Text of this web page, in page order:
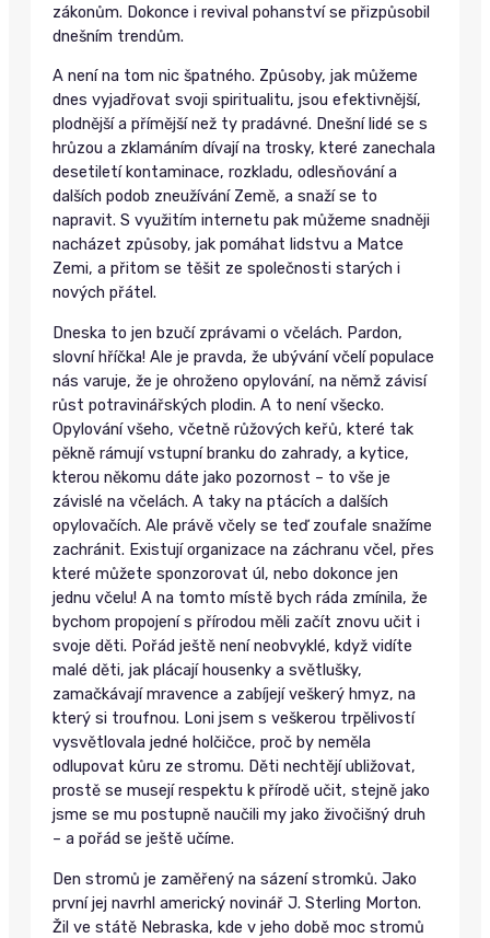
zákonům. Dokonce i revival pohanství se přizpůsobil
dnešním trendům.
A není na tom nic špatného. Způsoby, jak můžeme
dnes vyjadřovat svoji spiritualitu, jsou efektivnější,
plodnější a přímější než ty pradávné. Dnešní lidé se s
hrůzou a zklamáním dívají na trosky, které zanechala
desetiletí kontaminace, rozkladu, odlesňování a
dalších podob zneužívání Země, a snaží se to
napravit. S využitím internetu pak můžeme snadněji
nacházet způsoby, jak pomáhat lidstvu a Matce
Zemi, a přitom se těšit ze společnosti starých i
nových přátel.
Dneska to jen bzučí zprávami o včelách. Pardon,
slovní hříčka! Ale je pravda, že ubývání včelí populace
nás varuje, že je ohroženo opylování, na němž závisí
růst potravinářských plodin. A to není všecko.
Opylování všeho, včetně růžových keřů, které tak
pěkně rámují vstupní branku do zahrady, a kytice,
kterou někomu dáte jako pozornost – to vše je
závislé na včelách. A taky na ptácích a dalších
opylovačích. Ale právě včely se teď zoufale snažíme
zachránit. Existují organizace na záchranu včel, přes
které můžete sponzorovat úl, nebo dokonce jen
jednu včelu! A na tomto místě bych ráda zmínila, že
bychom propojení s přírodou měli začít znovu učit i
svoje děti. Pořád ještě není neobvyklé, když vidíte
malé děti, jak plácají housenky a světlušky,
zamačkávají mravence a zabíjejí veškerý hmyz, na
který si troufnou. Loni jsem s veškerou trpělivostí
vysvětlovala jedné holčičce, proč by neměla
odlupovat kůru ze stromu. Děti nechtějí ubližovat,
prostě se musejí respektu k přírodě učit, stejně jako
jsme se mu postupně naučili my jako živočišný druh
– a pořád se ještě učíme.
Den stromů je zaměřený na sázení stromků. Jako
první jej navrhl americký novinář J. Sterling Morton.
Žil ve státě Nebraska, kde v jeho době moc stromů